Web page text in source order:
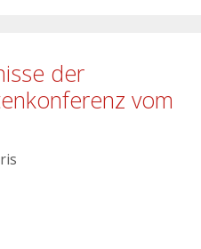
der
vom